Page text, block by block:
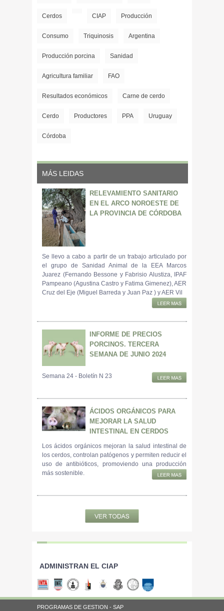
Cerdos CIAP Producción
Consumo Triquinosis Argentina
Producción porcina Sanidad
Agricultura familiar FAO
Resultados económicos Carne de cerdo
Cerdo Productores PPA Uruguay
Córdoba
MÁS LEIDAS
RELEVAMIENTO SANITARIO
EN EL ARCO NOROESTE DE
LA PROVINCIA DE CÓRDOBA
Se llevo a cabo a partir de un trabajo articulado por
el grupo de Sanidad Animal de la EEA Marcos
Juarez (Fernando Bessone y Fabrisio Alustiza, IPAF
Pampeano (Agustina Castro y Fatima Gimenez), AER
Cruz del Eje (Miguel Barreda y Juan Paz ) y AER Vil
INFORME DE PRECIOS
PORCINOS. TERCERA
SEMANA DE JUNIO 2024
Semana 24 - Boletín N 23
ÁCIDOS ORGÁNICOS PARA
MEJORAR LA SALUD
INTESTINAL EN CERDOS
Los ácidos orgánicos mejoran la salud intestinal de
los cerdos, controlan patógenos y permiten reducir el
uso de antibióticos, promoviendo una producción
más sostenible.
ADMINISTRAN EL CIAP
PROGRAMAS DE GESTION - SAP